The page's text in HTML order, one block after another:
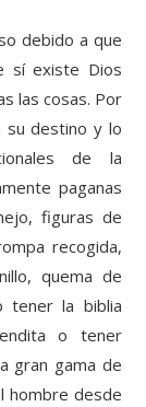
debido a que
sí existe Dios
las cosas. Por
su destino y lo
de la
paganas
figuras de
recogida,
quema de
tener la biblia
o tener
gran gama de
hombre desde